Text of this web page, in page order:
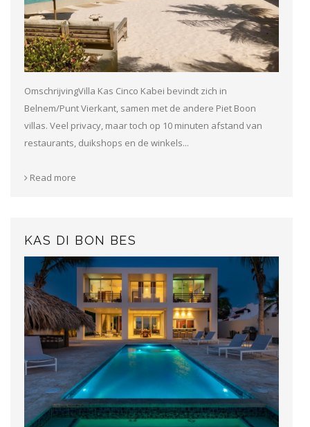
OmschrijvingVilla Kas Cinco Kabei bevindt zich in
Belnem/Punt Vierkant, samen met de andere Piet Boon
villas. Veel privacy, maar toch op 10 minuten afstand van
restaurants, duikshops en de winkels...
Read more
KAS DI BON BES